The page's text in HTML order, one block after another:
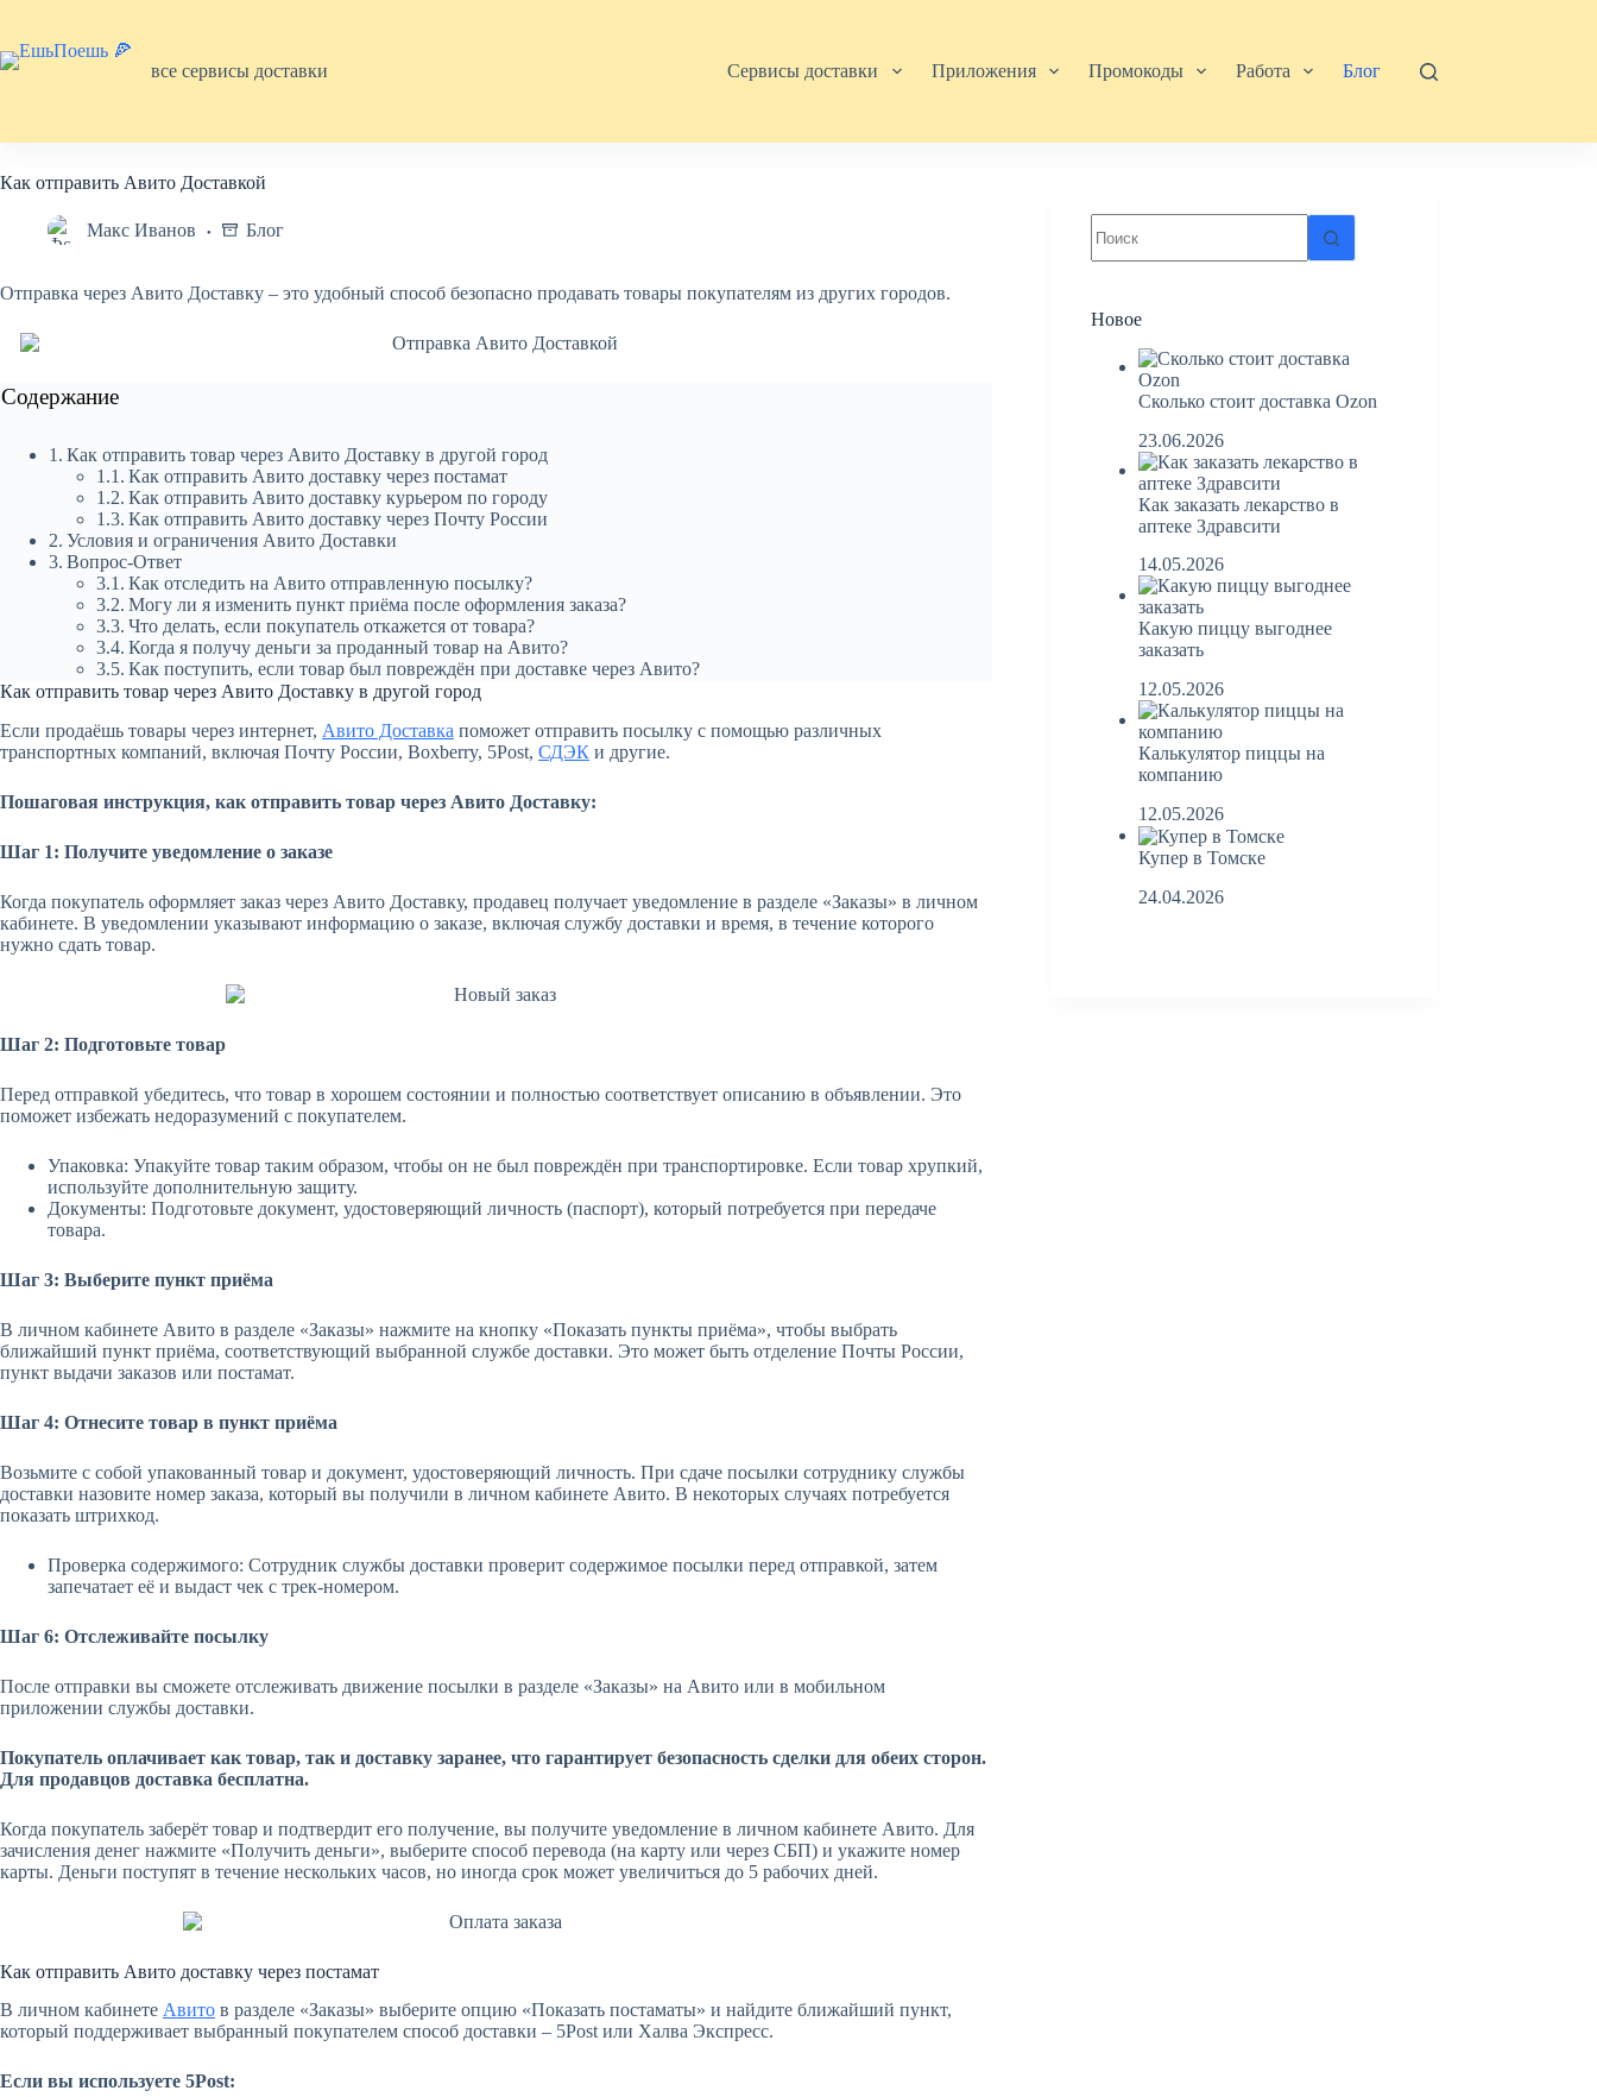
сути
все сервисы доставки
Сервисы доставки Приложения Промокоды Работа Блог
Как отправить Авито Доставкой
Макс Иванов Блог
Отправка через Авито Доставку – это удобный способ безопасно продавать товары покупателям из других городов.
Содержание
Как отправить товар через Авито Доставку в другой город
Как отправить Авито доставку через постамат
Как отправить Авито доставку курьером по городу
Как отправить Авито доставку через Почту России
Условия и ограничения Авито Доставки
Вопрос-Ответ
Как отследить на Авито отправленную посылку?
Могу ли я изменить пункт приёма после оформления заказа?
Что делать, если покупатель откажется от товара?
Когда я получу деньги за проданный товар на Авито?
Как поступить, если товар был повреждён при доставке через Авито?
Как отправить товар через Авито Доставку в другой город
Если продаёшь товары через интернет, Авито Доставка поможет отправить посылку с помощью различных
транспортных компаний, включая Почту России, Boxberry, 5Post, СДЭК и другие.
Пошаговая инструкция, как отправить товар через Авито Доставку:
Шаг 1: Получите уведомление о заказе
Когда покупатель оформляет заказ через Авито Доставку, продавец получает уведомление в разделе «Заказы» в личном
кабинете. В уведомлении указывают информацию о заказе, включая службу доставки и время, в течение которого
нужно сдать товар.
Шаг 2: Подготовьте товар
Перед отправкой убедитесь, что товар в хорошем состоянии и полностью соответствует описанию в объявлении. Это
поможет избежать недоразумений с покупателем.
Упаковка: Упакуйте товар таким образом, чтобы он не был повреждён при транспортировке. Если товар хрупкий,
используйте дополнительную защиту.
Документы: Подготовьте документ, удостоверяющий личность (паспорт), который потребуется при передаче
товара.
Шаг 3: Выберите пункт приёма
В личном кабинете Авито в разделе «Заказы» нажмите на кнопку «Показать пункты приёма», чтобы выбрать
ближайший пункт приёма, соответствующий выбранной службе доставки. Это может быть отделение Почты России,
пункт выдачи заказов или постамат.
Шаг 4: Отнесите товар в пункт приёма
Возьмите с собой упакованный товар и документ, удостоверяющий личность. При сдаче посылки сотруднику службы
доставки назовите номер заказа, который вы получили в личном кабинете Авито. В некоторых случаях потребуется
показать штрихкод.
Проверка содержимого: Сотрудник службы доставки проверит содержимое посылки перед отправкой, затем
запечатает её и выдаст чек с трек-номером.
Шаг 6: Отслеживайте посылку
После отправки вы сможете отслеживать движение посылки в разделе «Заказы» на Авито или в мобильном
приложении службы доставки.
Покупатель оплачивает как товар, так и доставку заранее, что гарантирует безопасность сделки для обеих сторон.
Для продавцов доставка бесплатна.
Когда покупатель заберёт товар и подтвердит его получение, вы получите уведомление в личном кабинете Авито. Для
зачисления денег нажмите «Получить деньги», выберите способ перевода (на карту или через СБП) и укажите номер
карты. Деньги поступят в течение нескольких часов, но иногда срок может увеличиться до 5 рабочих дней.
Как отправить Авито доставку через постамат
В личном кабинете Авито в разделе «Заказы» выберите опцию «Показать постаматы» и найдите ближайший пункт,
который поддерживает выбранный покупателем способ доставки – 5Post или Халва Экспресс.
Если вы используете 5Post:
не
найдено
Новое
Сколько стоит доставка Ozon
23.06.2026
Как заказать лекарство в
аптеке Здравсити
14.05.2026
Какую пиццу выгоднее
заказать
12.05.2026
Калькулятор пиццы на
компанию
12.05.2026
Купер в Томске
24.04.2026